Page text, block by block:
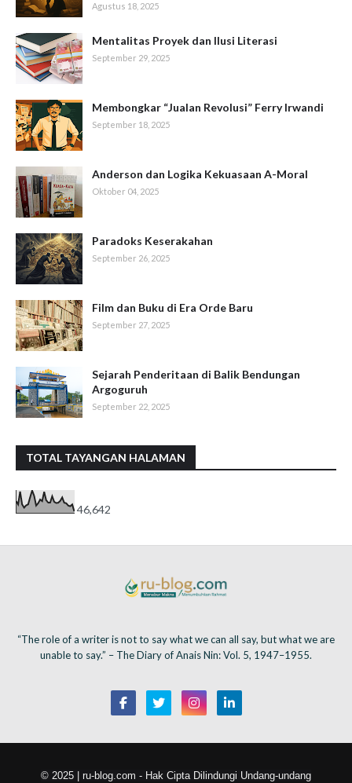
Agustus 18, 2025
Mentalitas Proyek dan Ilusi Literasi
September 29, 2025
Membongkar “Jualan Revolusi” Ferry Irwandi
September 18, 2025
Anderson dan Logika Kekuasaan A-Moral
Oktober 04, 2025
Paradoks Keserakahan
September 26, 2025
Film dan Buku di Era Orde Baru
September 27, 2025
Sejarah Penderitaan di Balik Bendungan
Argoguruh
September 22, 2025
TOTAL TAYANGAN HALAMAN
46,642
“The role of a writer is not to say what we can all say, but what we are
unable to say.” – The Diary of Anais Nin: Vol. 5, 1947–1955.
© 2025 | ru-blog.com - Hak Cipta Dilindungi Undang-undang